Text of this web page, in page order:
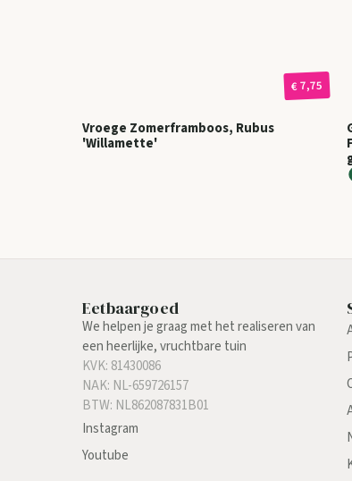
€ 7,75
Vroege Zomerframboos, Rubus
'Willamette'
Eetbaargoed
We helpen je graag met het realiseren van
een heerlijke, vruchtbare tuin
KVK: 81430086
NAK: NL-659726157
BTW: NL862087831B01
Instagram
Youtube